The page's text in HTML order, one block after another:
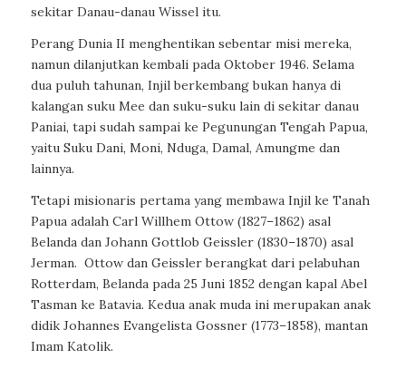
sekitar Danau-danau Wissel itu.
Perang Dunia II menghentikan sebentar misi mereka,
namun dilanjutkan kembali pada Oktober 1946. Selama
dua puluh tahunan, Injil berkembang bukan hanya di
kalangan suku Mee dan suku-suku lain di sekitar danau
Paniai, tapi sudah sampai ke Pegunungan Tengah Papua,
yaitu Suku Dani, Moni, Nduga, Damal, Amungme dan
lainnya.
Tetapi misionaris pertama yang membawa Injil ke Tanah
Papua adalah Carl Willhem Ottow (1827–1862) asal
Belanda dan Johann Gottlob Geissler (1830–1870) asal
Jerman. Ottow dan Geissler berangkat dari pelabuhan
Rotterdam, Belanda pada 25 Juni 1852 dengan kapal Abel
Tasman ke Batavia. Kedua anak muda ini merupakan anak
didik Johannes Evangelista Gossner (1773–1858), mantan
Imam Katolik.